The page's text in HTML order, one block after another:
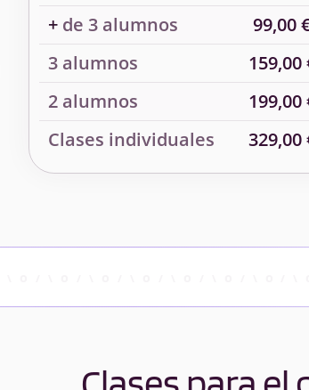
+de 3 alumnos
99,00
3 alumnos
159,00
2 alumnos
199,00
Clases individuales
329,00